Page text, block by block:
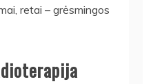
retai – grėsmingos